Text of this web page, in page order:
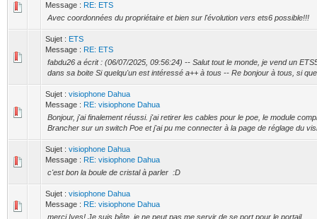
Message : RE: ETS
Avec coordonnées du propriétaire et bien sur l'évolution vers ets6 possible!!!
Sujet : ETS
Message : RE: ETS
fabdu26 a écrit : (06/07/2025, 09:56:24) -- Salut tout le monde, je vend un
dans sa boite Si quelqu'un est intéressé a++ à tous -- Re bonjour à tous, si
Sujet : visiophone Dahua
Message : RE: visiophone Dahua
Bonjour, j'ai finalement réussi. j'ai retirer les cables pour le poe, le module
Brancher sur un switch Poe et j'ai pu me connecter à la page de réglage du
Sujet : visiophone Dahua
Message : RE: visiophone Dahua
c'est bon la boule de cristal à parler :D
Sujet : visiophone Dahua
Message : RE: visiophone Dahua
merci Ives! Je suis bête, je ne peut pas me servir de se port pour le portail.